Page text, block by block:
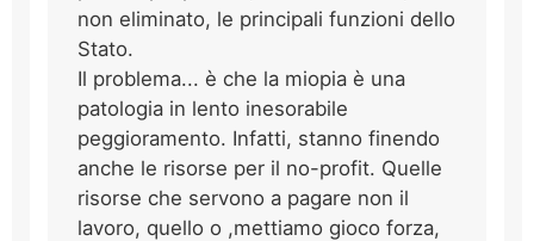
non eliminato, le principali funzioni dello
Stato.
Il problema... è che la miopia è una
patologia in lento inesorabile
peggioramento. Infatti, stanno finendo
anche le risorse per il no-profit. Quelle
risorse che servono a pagare non il
lavoro, quello o ,mettiamo gioco forza,